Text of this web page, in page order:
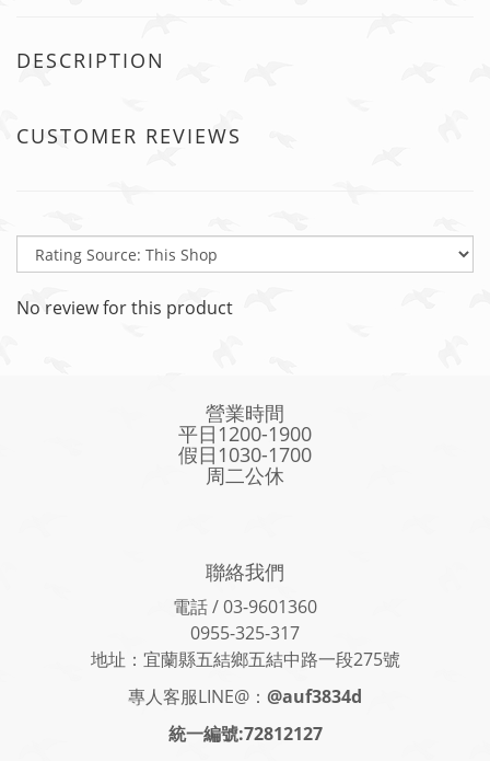
DESCRIPTION
CUSTOMER REVIEWS
No review for this product
營業時間
平日1200-1900
假日1030-1700
周二公休
聯絡我們
電話 / 03-9601360
0955-325-317
地址：宜蘭縣五結鄉五結中路一段275號
專人客服LINE@： @auf3834d
統一編號:72812127